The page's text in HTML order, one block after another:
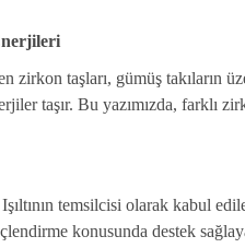
zirkon taşları, gümüş takıların
taşır. Bu yazımızda, farklı
Işıltının temsilcisi olarak
konusunda destek